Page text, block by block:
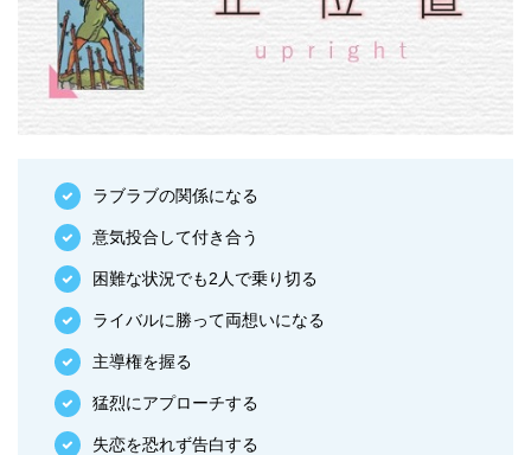
ラブラブの関係になる
意気投合して付き合う
困難な状況でも2人で乗り切る
ライバルに勝って両想いになる
主導権を握る
猛烈にアプローチする
失恋を恐れず告白する